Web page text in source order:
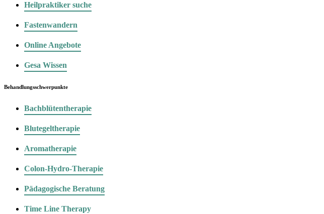
Heilpraktiker suche
Fastenwandern
Online Angebote
Gesa Wissen
Behandlungsschwerpunkte
Bachblütentherapie
Blutegeltherapie
Aromatherapie
Colon-Hydro-Therapie
Pädagogische Beratung
Time Line Therapy